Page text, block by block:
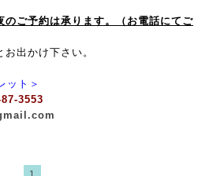
のご予約は承ります。（お電話にてご
出かけ下さい。
ット＞
87-3553